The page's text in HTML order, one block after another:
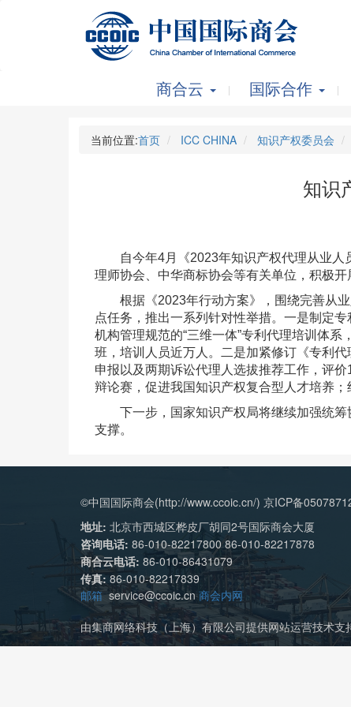
商合云 国际合作
当前位置:首页 ICC CHINA 知识产权委员会
知识
自今年4月《2023年知识产权代理从业人
理师协会、中华商标协会等有关单位，积极
根据《2023年行动方案》，围绕完善从业
点任务，推出一系列针对性举措。一是制定
机构管理规范的“三维一体”专利代理培训体
班，培训人员近万人。二是加紧修订《专利
申报以及两期诉讼代理人选拔推荐工作，评
辩论赛，促进我国知识产权复合型人才培养
下一步，国家知识产权局将继续加强统筹
支撑。
©中国国际商会(http://www.ccoic.cn/) 京ICP备
地址: 北京市西城区桦皮厂胡同2号国际商会大厦
咨询电话: 86-010-82217800 86-010-82217878
商合云电话: 86-010-86431079
传真: 86-010-82217839
邮箱 service@ccoic.cn商会内网
由集商网络科技（上海）有限公司提供网站运营技术支